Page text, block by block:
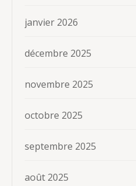
janvier 2026
décembre 2025
novembre 2025
octobre 2025
septembre 2025
août 2025